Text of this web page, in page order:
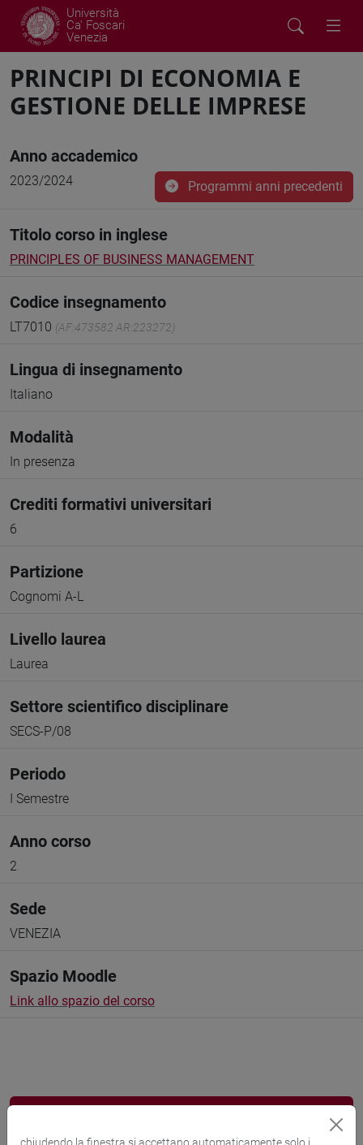
Università
Ca' Foscari
Venezia
PRINCIPI DI ECONOMIA E
GESTIONE DELLE IMPRESE
Anno accademico
2023/2024 Programmi anni precedenti
Titolo corso in inglese
PRINCIPLES OF BUSINESS MANAGEMENT
Codice insegnamento
LT7010 (AF:473582 AR:223272)
Lingua di insegnamento
Italiano
Modalità
In presenza
Crediti formativi universitari
6
Partizione
Cognomi A-L
Livello laurea
Laurea
Settore scientifico disciplinare
SECS-P/08
Periodo
I Semestre
Anno corso
2
Sede
VENEZIA
Spazio Moodle
Link allo spazio del corso